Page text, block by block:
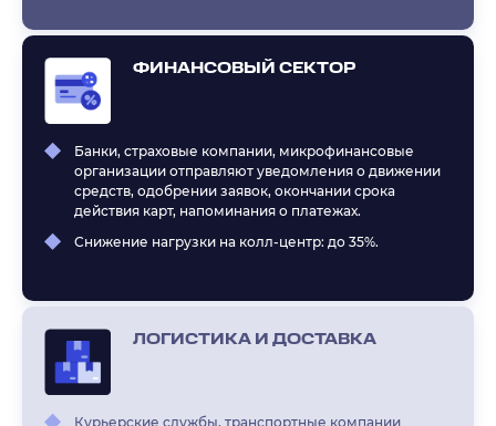
ФИНАНСОВЫЙ СЕКТОР
Банки, страховые компании, микрофинансовые
организации отправляют уведомления о движении
средств, одобрении заявок, окончании срока
действия карт, напоминания о платежах.
Снижение нагрузки на колл-центр: до 35%.
ЛОГИСТИКА И ДОСТАВКА
Курьерские службы, транспортные компании